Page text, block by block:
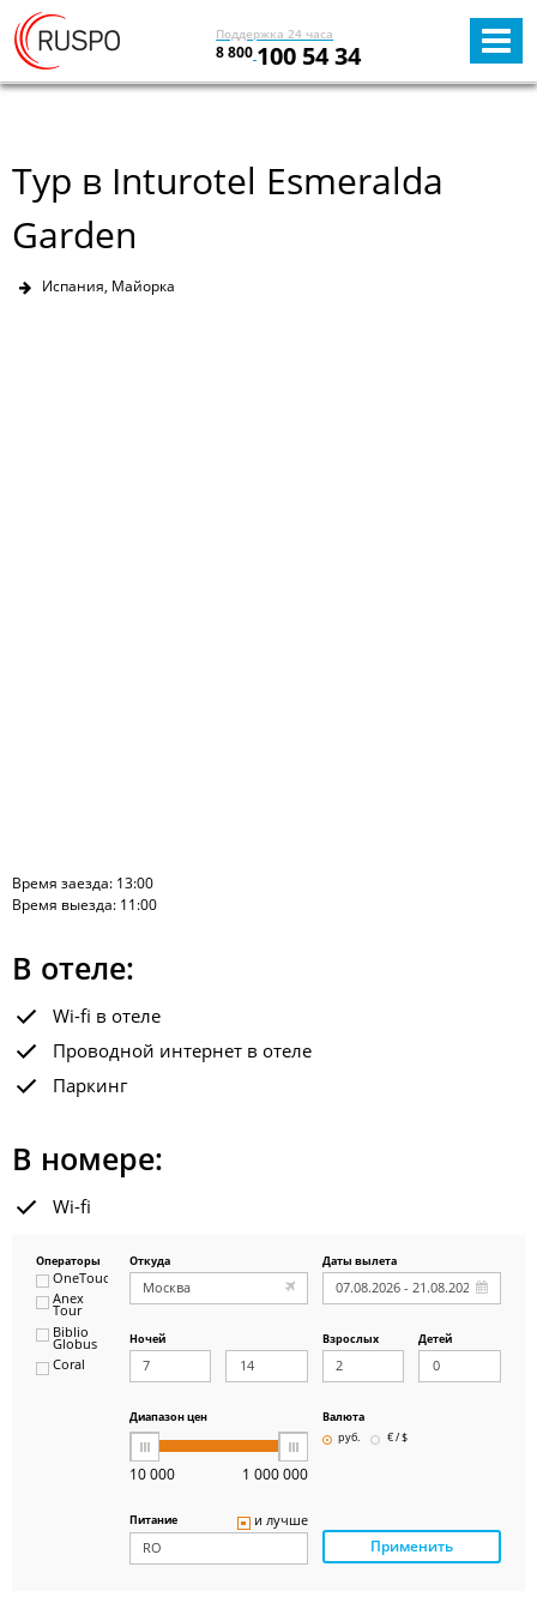
Поддержка 24 часа
8 800 100 54 34
Тур в Inturotel Esmeralda
Garden
Испания, Майорка
Время заезда: 13:00
Время выезда: 11:00
В отеле:
Wi-fi в отеле
Проводной интернет в отеле
Паркинг
В номере:
Wi-fi
Операторы
OneTouch&Travel
Anex
Tour
Biblio
Globus
Coral
Откуда Даты вылета
Ночей Взрослых Детей
Диапазон цен
10 000 1 000 000
Валюта
руб.
€ / $
Питание и лучше
Применить